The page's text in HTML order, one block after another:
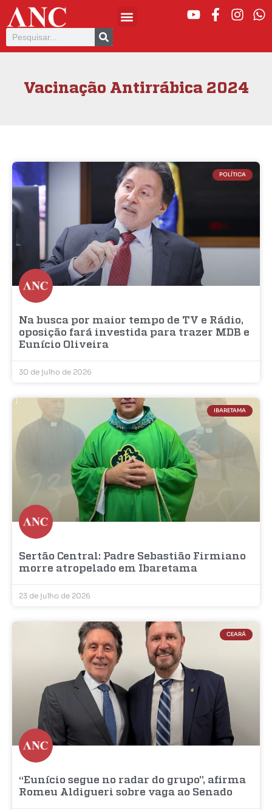
Vacinação Antirrábica 2024
POLÍTICA
Na busca por maior tempo de TV e Rádio,
oposição fará investida para trazer MDB e
Eunício Oliveira
30 de julho de 2026
IBARETAMA
Sertão Central: Padre Sebastião Firmiano
morre atropelado em Ibaretama
23 de julho de 2026
CEARÁ
“Eunício segue no radar do grupo”, afirma
Romeu Aldigueri sobre vaga ao Senado